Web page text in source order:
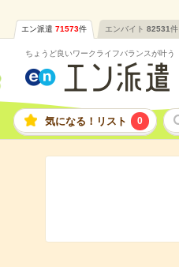
エン派遣 71573件 エンバイト 82531件
ちょうど良いワークライフバランスが叶う
気になる！リスト 0